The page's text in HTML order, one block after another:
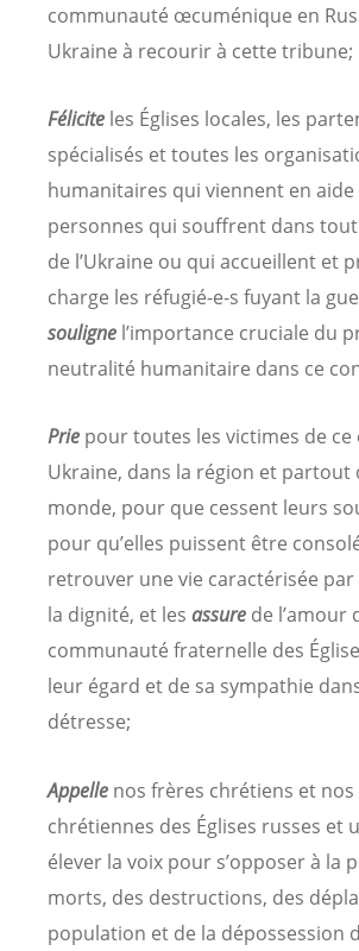
communauté œcuménique en
Ukraine à recourir à cette tribune;
Félicite les Églises locales, les
spécialisés et toutes les
humanitaires qui viennent en aide
personnes qui souffrent dans
de l’Ukraine ou qui accueillent et
charge les réfugié-e-s fuyant la
souligne l’importance cruciale du
neutralité humanitaire dans ce
Prie pour toutes les victimes de ce
Ukraine, dans la région et partout
monde, pour que cessent leurs
pour qu’elles puissent être
retrouver une vie caractérisée
la dignité, et les assure de l’amour
communauté fraternelle des
leur égard et de sa sympathie
détresse;
Appelle nos frères chrétiens et
chrétiennes des Églises russes et
élever la voix pour s’opposer à la
morts, des destructions, des
population et de la dépossession